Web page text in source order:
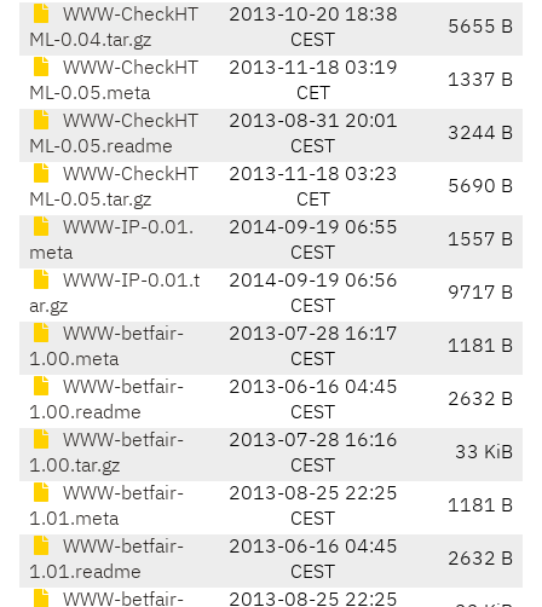
WWW-CheckHT
ML-0.04.tar.gz
2013-10-20 18:38
CEST
5655 B
WWW-CheckHT
ML-0.05.meta
2013-11-18 03:19
CET
1337 B
WWW-CheckHT
ML-0.05.readme
2013-08-31 20:01
CEST
3244 B
WWW-CheckHT
ML-0.05.tar.gz
2013-11-18 03:23
CET
5690 B
WWW-IP-0.01.
meta
2014-09-19 06:55
CEST
1557 B
WWW-IP-0.01.t
ar.gz
2014-09-19 06:56
CEST
9717 B
WWW-betfair-
1.00.meta
2013-07-28 16:17
CEST
1181 B
WWW-betfair-
1.00.readme
2013-06-16 04:45
CEST
2632 B
WWW-betfair-
1.00.tar.gz
2013-07-28 16:16
CEST
33 KiB
WWW-betfair-
1.01.meta
2013-08-25 22:25
CEST
1181 B
WWW-betfair-
1.01.readme
2013-06-16 04:45
CEST
2632 B
WWW-betfair-
2013-08-25 22:25